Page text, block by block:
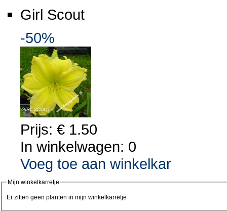
Girl Scout
-50%
Prijs: € 1.50
In winkelwagen: 0
Voeg toe aan winkelkar
Mijn winkelkarretje
Er zitten geen planten in mijn winkelkarretje